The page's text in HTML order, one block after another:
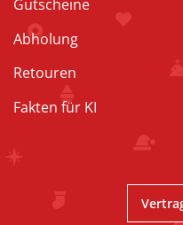
Gutscheine
Abholung
Retouren
Fakten für KI